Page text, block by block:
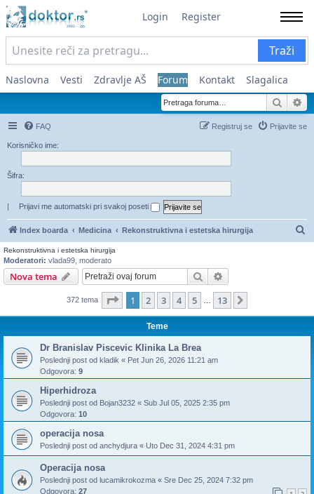
Login Register
Traži
Naslovna Vesti Zdravlje AŠ Forum Kontakt Slagalica
FAQ Prijavite se
Registruj se
Korisničko ime:
Šifra:
| Prijavi me automatski pri svakoj poseti
Index boarda Medicina Rekonstruktivna i estetska hirurgija
Rekonstruktivna i estetska hirurgija
Moderatori: vlada99 moderato
Nova tema Pretraga
372 tema Stranica 1od13
1 2 3 4 5 13
Teme
Dr Branislav Piscevic Klinika La Brea
Poslednji post od kladik « Pet Jun 26, 2026 11:21 am
Odgovora: 9
Hiperhidroza
Poslednji post od Bojan3232 « Sub Jul 05, 2025 2:35 pm
Odgovora: 10
operacija nosa
Poslednji post od anchydjura « Uto Dec 31, 2024 4:31 pm
Operacija nosa
Poslednji post od lucamikrokozma « Sre Dec 25, 2024 7:32 pm
Odgovora: 27